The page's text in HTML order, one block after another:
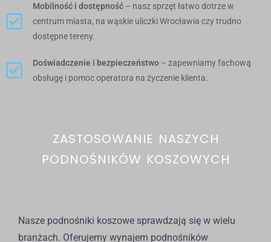
Mobilność i dostępność– nasz sprzęt łatwo dotrze w
centrum miasta, na wąskie uliczki Wrocławia czy trudno
dostępne tereny.
Doświadczenie i bezpieczeństwo– zapewniamy fachową
obsługę i pomoc operatora na życzenie klienta.
ZASTOSOWANIE NASZYCH
PODNOŚNIKÓW KOSZOWYCH
Nasze podnośniki koszowe sprawdzają się w wielu
branżach. Oferujemy wynajem podnośników